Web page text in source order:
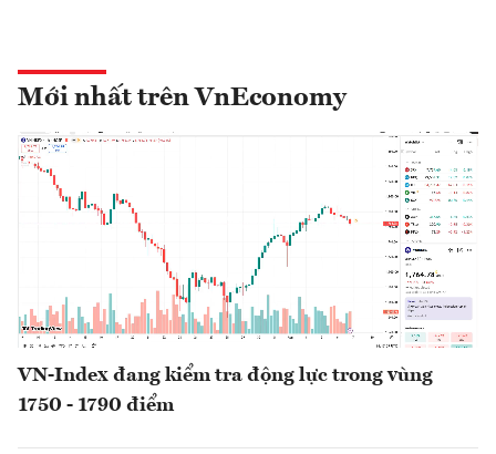
Mới nhất trên VnEconomy
VN-Index đang kiểm tra động lực trong vùng
1750 - 1790 điểm